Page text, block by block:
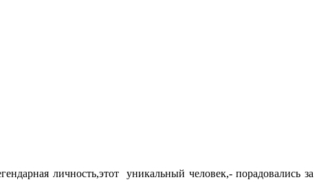
личность,этот уникальный человек,- порадовались за